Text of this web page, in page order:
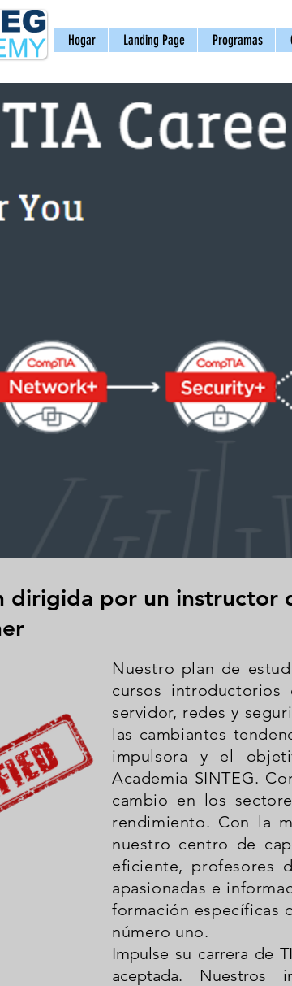
Hogar Landing Page Programas
dirigida por un instructor
Nuestro plan de
cursos
servidor, redes y
las cambiantes
impulsora y el
Academia SINTEG.
cambio en los
rendimiento. Con la
nuestro centro de
eficiente, profesores
apasionadas e
formación específicas
número uno.
Impulse su carrera de
aceptada. Nuestros